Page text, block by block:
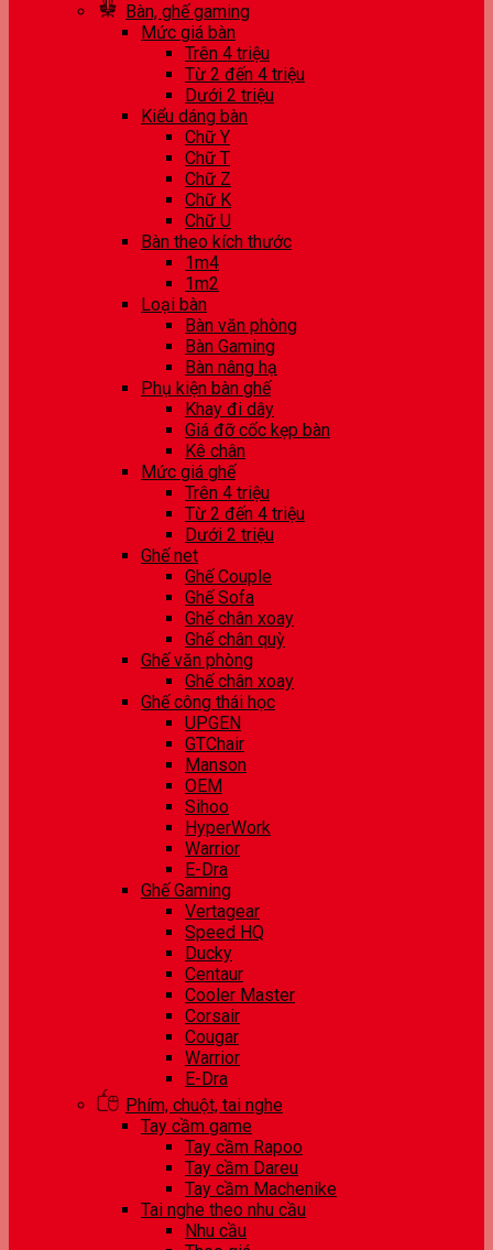
Bàn, ghế gaming
Mức giá bàn
Trên 4 triệu
Từ 2 đến 4 triệu
Dưới 2 triệu
Kiểu dáng bàn
Chữ Y
Chữ T
Chữ Z
Chữ K
Chữ U
Bàn theo kích thước
1m4
1m2
Loại bàn
Bàn văn phòng
Bàn Gaming
Bàn nâng hạ
Phụ kiện bàn ghế
Khay đi dây
Giá đỡ cốc kẹp bàn
Kê chân
Mức giá ghế
Trên 4 triệu
Từ 2 đến 4 triệu
Dưới 2 triệu
Ghế net
Ghế Couple
Ghế Sofa
Ghế chân xoay
Ghế chân quỳ
Ghế văn phòng
Ghế chân xoay
Ghế công thái học
UPGEN
GTChair
Manson
OEM
Sihoo
HyperWork
Warrior
E-Dra
Ghế Gaming
Vertagear
Speed HQ
Ducky
Centaur
Cooler Master
Corsair
Cougar
Warrior
E-Dra
Phím, chuột, tai nghe
Tay cầm game
Tay cầm Rapoo
Tay cầm Dareu
Tay cầm Machenike
Tai nghe theo nhu cầu
Nhu cầu